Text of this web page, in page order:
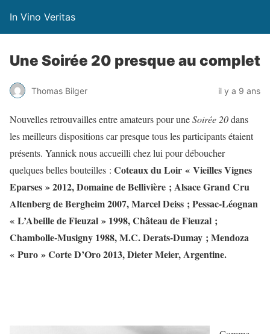
In Vino Veritas
Une Soirée 20 presque au complet
Thomas Bilger il y a 9 ans
Nouvelles retrouvailles entre amateurs pour uneSoirée 20dans
les meilleurs dispositions car presque tous les participants étaient
présents. Yannick nous accueilli chez lui pour déboucher
quelques belles bouteilles : Coteaux du Loir « Vieilles Vignes
Eparses » 2012, Domaine de Bellivière ; Alsace Grand Cru
Altenberg de Bergheim 2007, Marcel Deiss ; Pessac-Léognan
« L’Abeille de Fieuzal » 1998, Château de Fieuzal ;
Chambolle-Musigny 1988, M.C. Derats-Dumay ; Mendoza
« Puro » Corte D’Oro 2013, Dieter Meier, Argentine.